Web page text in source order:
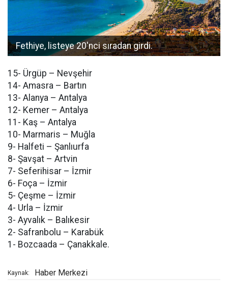
Fethiye, listeye 20'nci sıradan girdi.
15- Ürgüp – Nevşehir
14- Amasra – Bartın
13- Alanya – Antalya
12- Kemer – Antalya
11- Kaş – Antalya
10- Marmaris – Muğla
9- Halfeti – Şanlıurfa
8- Şavşat – Artvin
7- Seferihisar – İzmir
6- Foça – İzmir
5- Çeşme – İzmir
4- Urla – İzmir
3- Ayvalık – Balıkesir
2- Safranbolu – Karabük
1- Bozcaada – Çanakkale.
Kaynak: Haber Merkezi